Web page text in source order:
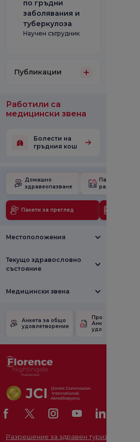
по гръдни
заболявания и
туберкулоза
Научен сътрудник
Публикации
Работили са
медицински звена
Болести на
гръдния кош
Домашно
здравеопазване
Пакет за
раждане
Пакети за преглед
Местоположения
Текущо здравословно
състояние
Медицински звена
Анкета за общо
удовлетворение
Проверете
Анкетата за
удовлетвореност.
Разрешение за здравен туризъм